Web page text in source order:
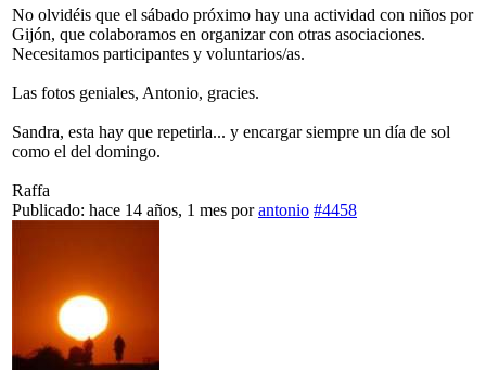
No olvidéis que el sábado próximo hay una actividad con niños por
Gijón, que colaboramos en organizar con otras asociaciones.
Necesitamos participantes y voluntarios/as.
Las fotos geniales, Antonio, gracies.
Sandra, esta hay que repetirla... y encargar siempre un día de sol
como el del domingo.
Raffa
Publicado: hace 14 años, 1 mes porantonio #4458